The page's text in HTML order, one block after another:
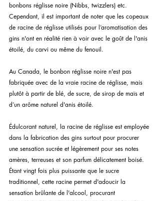
bonbons réglisse noire (Nibbs, twizzlers) etc.
Cependant, il est important de noter que les copeaux
de racine de réglisse utilisés pour l’aromatisation des
gins n'ont en réalité rien à voir avec le goût de l'anis
étoilé, du carvi ou même du fenouil.
Au Canada, le bonbon réglisse noire n'est pas
fabriquée avec de la vraie racine de réglisse, mais
plutôt à partir de blé, de sucre, de sirop de maïs et
d’un arôme naturel d'anis étoilé.
Édulcorant naturel, la racine de réglisse est employée
dans la fabrication des gins surtout pour procurer
une sensation sucrée et légèrement pour ses notes
amères, terreuses et son parfum délicatement boisé.
Étant vingt fois plus puissante que le sucre
traditionnel, cette racine permet d'adoucir la
sensation brûlante de l'alcool, procurant